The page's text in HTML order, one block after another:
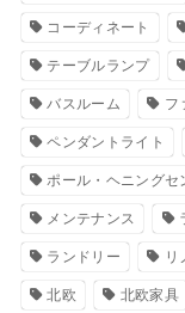
コーディネート
テーブルランプ
バスルーム フ
ペンダントライト
ポール・ヘニングセ
メンテナンス
ランドリー リ
北欧 北欧家具